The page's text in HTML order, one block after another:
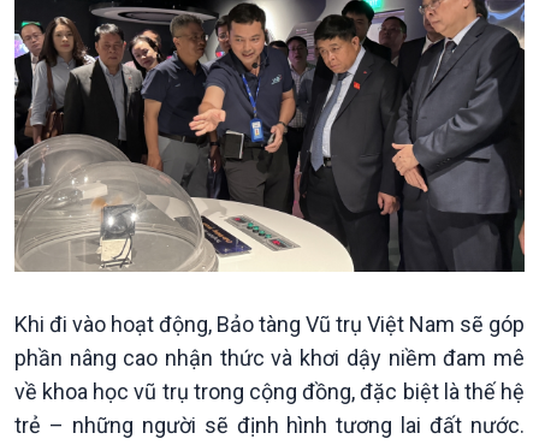
Chính phủ với người dân
Quốc hội với cử tri
Xây dựng đảng
Đảng trong cuộc sống
Nhận diện sự thật
Pháp luật và đời sống
Vấn đề quốc tế
Hồ sơ sự kiện quốc tế
Thế giới & Việt Nam
Biên cương - Một dải vững
bền
Khi đi vào hoạt động, Bảo tàng Vũ trụ Việt Nam sẽ góp
phần nâng cao nhận thức và khơi dậy niềm đam mê
về khoa học vũ trụ trong cộng đồng, đặc biệt là thế hệ
trẻ – những người sẽ định hình tương lai đất nước.